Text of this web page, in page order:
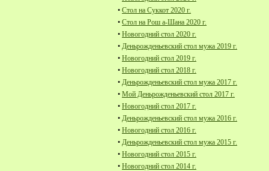
• Стол на Суккот 2020 г.
• Стол на Рош а-Шана 2020 г.
• Новогодний стол 2020 г.
• Деньрожденьевский стол мужа 2019 г.
• Новогодний стол 2019 г.
• Новогодний стол 2018 г.
• Деньрожденьевский стол мужа 2017 г.
• Мой Деньрожденьевский стол 2017 г.
• Новогодний стол 2017 г.
• Деньрожденьевский стол мужа 2016 г.
• Новогодний стол 2016 г.
• Деньрожденьевский стол мужа 2015 г.
• Новогодний стол 2015 г.
• Новогодний стол 2014 г.